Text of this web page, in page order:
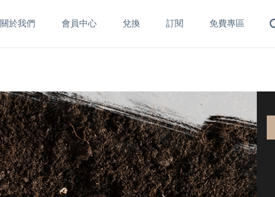
關於我們 會員中心 兌換 訂閱 免費專區